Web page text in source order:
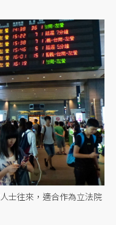
士往來，適合作為立法院